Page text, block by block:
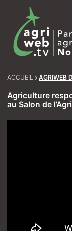
ACCUEIL AGRIWEB
Agriculture
au Salon de